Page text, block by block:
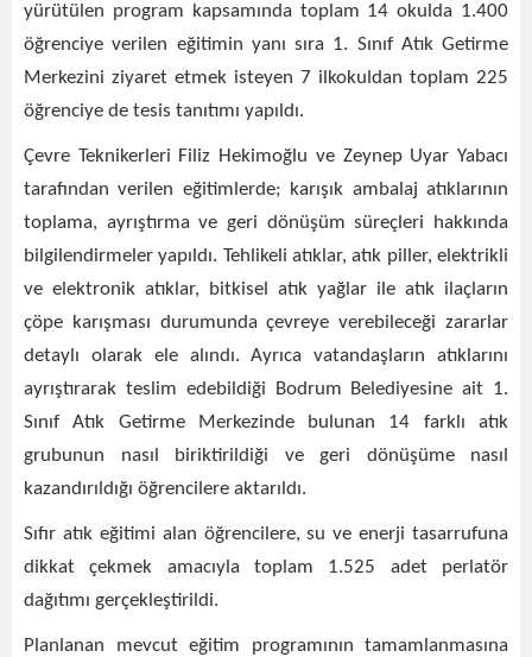
yürütülen program kapsamında toplam 14 okulda 1.400
öğrenciye verilen eğitimin yanı sıra 1. Sınıf Atık Getirme
Merkezini ziyaret etmek isteyen 7 ilkokuldan toplam 225
öğrenciye de tesis tanıtımı yapıldı.
Çevre Teknikerleri Filiz Hekimoğlu ve Zeynep Uyar Yabacı
tarafından verilen eğitimlerde; karışık ambalaj atıklarının
toplama, ayrıştırma ve geri dönüşüm süreçleri hakkında
bilgilendirmeler yapıldı. Tehlikeli atıklar, atık piller, elektrikli
ve elektronik atıklar, bitkisel atık yağlar ile atık ilaçların
çöpe karışması durumunda çevreye verebileceği zararlar
detaylı olarak ele alındı. Ayrıca vatandaşların atıklarını
ayrıştırarak teslim edebildiği Bodrum Belediyesine ait 1.
Sınıf Atık Getirme Merkezinde bulunan 14 farklı atık
grubunun nasıl biriktirildiği ve geri dönüşüme nasıl
kazandırıldığı öğrencilere aktarıldı.
Sıfır atık eğitimi alan öğrencilere, su ve enerji tasarrufuna
dikkat çekmek amacıyla toplam 1.525 adet perlatör
dağıtımı gerçekleştirildi.
Planlanan mevcut eğitim programının tamamlanmasına